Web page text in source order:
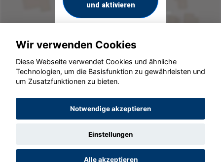
und aktivieren
© konjunkturmotor.de GmbH 2020 - 2026
Wir verwenden Cookies
Diese Webseite verwendet Cookies und ähnliche
Technologien, um die Basisfunktion zu gewährleisten und
um Zusatzfunktionen zu bieten.
Notwendige akzeptieren
Einstellungen
Alle akzeptieren